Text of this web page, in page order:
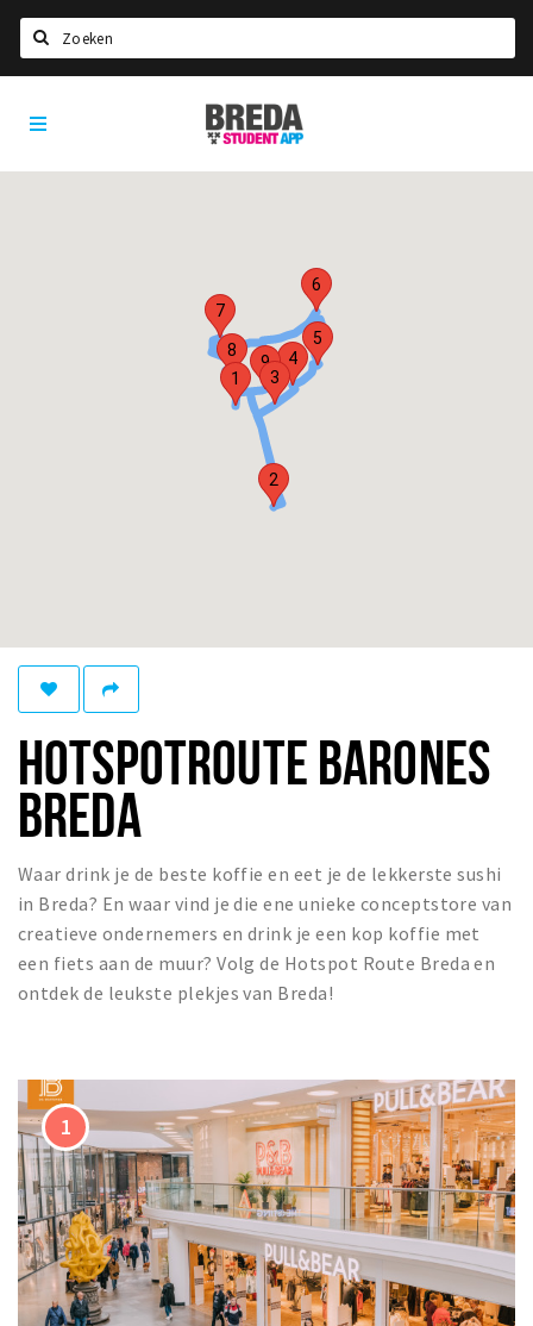
HOME
Studentenverenigingen
Q&A
KORTING
Breda Student Shop
Draai aan het rad!
VRIJE TIJD
Sport
Nieuws
Musea, theaters & podia
Uitjes & activiteiten
Studentenroutes
Natuurgebieden
Party pics
Eten
Drinken
Breda
Student
1
2
3
4
5
6
7
8
9
HOTSPOTROUTE BARONES
BREDA
Waar drink je de beste koffie en eet je de lekkerste sushi
in Breda? En waar vind je die ene unieke conceptstore van
creatieve ondernemers en drink je een kop koffie met
een fiets aan de muur? Volg de Hotspot Route Breda en
ontdek de leukste plekjes van Breda!